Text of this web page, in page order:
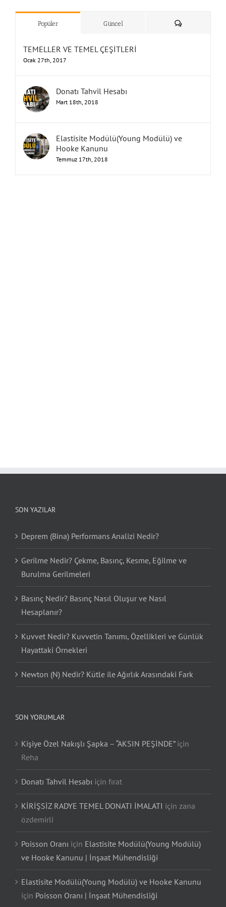
& ”Humbarahane”
Popüler Güncel Yorum
TEMELLER VE TEMEL ÇEŞİTLERİ
Ocak 27th, 2017
Donatı Tahvil Hesabı
Mart 18th, 2018
Elastisite Modülü(Young Modülü) ve
Hooke Kanunu
Temmuz 17th, 2018
SON YAZILAR
Deprem (Bina) Performans Analizi Nedir?
Gerilme Nedir? Çekme, Basınç, Kesme, Eğilme ve
Burulma Gerilmeleri
Basınç Nedir? Basınç Nasıl Oluşur ve Nasıl
Hesaplanır?
Kuvvet Nedir? Kuvvetin Tanımı, Özellikleri ve Günlük
Hayattaki Örnekleri
Newton (N) Nedir? Kütle ile Ağırlık Arasındaki Fark
SON YORUMLAR
Kişiye Özel Nakışlı Şapka – “AKSIN PEŞİNDE”için
Reha
Donatı Tahvil Hesabı için fırat
KİRİŞSİZ RADYE TEMEL DONATI İMALATI için zana
özdemirli
Poisson Oranı için Elastisite Modülü(Young Modülü)
ve Hooke Kanunu | İnşaat Mühendisliği
Elastisite Modülü(Young Modülü) ve Hooke Kanunu
için Poisson Oranı | İnşaat Mühendisliği